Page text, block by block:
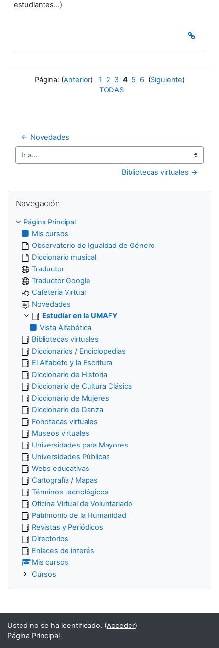
estudiantes…)
Página: (Anterior) 1 2 3 4 5 6(Siguiente)
TODAS
← Novedades
Ir a...
Bibliotecas virtuales →
Navegación
Página Principal
Mis cursos
Observatorio de Igualdad de Género
Diccionario musical
Traductor
Traductor Google
Cafetería Virtual
Novedades
Estudiar en la UMAFY
Vista Alfabética
Bibliotecas virtuales
Diccionarios / Enciclopedias
El Alfabeto y la Escritura
Diccionario de Historia
Diccionario de Cultura Clásica
Diccionario de Mujeres
Diccionario de Danza
Fonotecas virtuales
Museos virtuales
Universidades para Mayores
Universidades Públicas
Webs educativas
Cartografía / Mapas
Términos tecnológicos
Oficina Virtual de Voluntariado
Patrimonio de la Humanidad
Revistas y Periódicos
Directorios
Enlaces de interés
Mis cursos
Cursos
Usted no se ha identificado. (Acceder)
Página Principal